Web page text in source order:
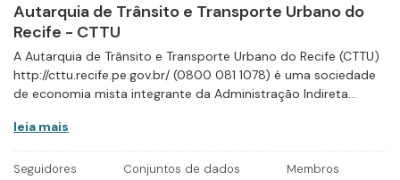
Autarquia de Trânsito e Transporte Urbano do
Recife - CTTU
A Autarquia de Trânsito e Transporte Urbano do Recife (CTTU)
http://cttu.recife.pe.gov.br/ (0800 081 1078) é uma sociedade
de economia mista integrante da Administração Indireta...
leia mais
Seguidores Conjuntos de dados Membros